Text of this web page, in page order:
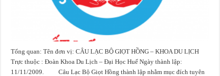
Tổng quan: Tên đơn vị: CÂU LẠC BỘ GIỌT HỒNG – KHOA DU LỊCH
Trực thuộc : Đoàn Khoa Du Lịch – Đại Học Huế Ngày thành lập:
11/11/2009. Câu Lạc Bộ Giọt Hồng thành lập nhằm mục đích tuyên